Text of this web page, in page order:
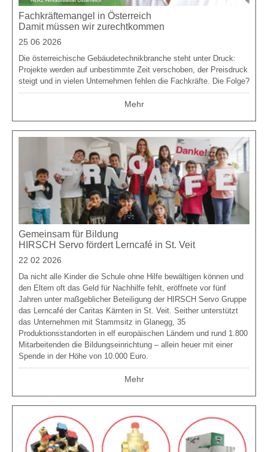
Fachkräftemangel in Österreich
Damit müssen wir zurechtkommen
25 06 2026
Die österreichische Gebäudetechnikbranche steht unter Druck:
Projekte werden auf unbestimmte Zeit verschoben, der Preisdruck
steigt und in vielen Unternehmen fehlen die Fachkräfte. Die Folge?
Mehr
Gemeinsam für Bildung
HIRSCH Servo fördert Lerncafé in St. Veit
22 02 2026
Da nicht alle Kinder die Schule ohne Hilfe bewältigen können und
den Eltern oft das Geld für Nachhilfe fehlt, eröffnete vor fünf
Jahren unter maßgeblicher Beteiligung der HIRSCH Servo Gruppe
das Lerncafé der Caritas Kärnten in St. Veit. Seither unterstützt
das Unternehmen mit Stammsitz in Glanegg, 35
Produktionsstandorten in elf europäischen Ländern und rund 1.800
Mitarbeitenden die Bildungseinrichtung – allein heuer mit einer
Spende in der Höhe von 10.000 Euro.
Mehr